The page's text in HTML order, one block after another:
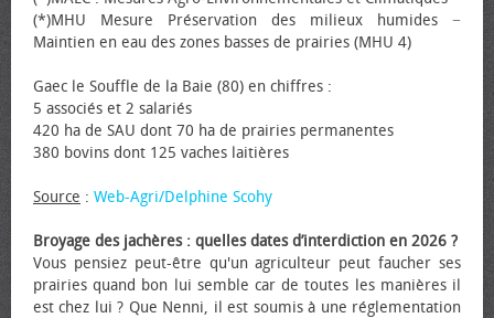
(*)MHU Mesure Préservation des milieux humides −
Maintien en eau des zones basses de prairies (MHU 4)
Gaec le Souffle de la Baie (80) en chiffres :
5 associés et 2 salariés
420 ha de SAU dont 70 ha de prairies permanentes
380 bovins dont 125 vaches laitières
Source : Web-Agri/Delphine Scohy
Broyage des jachères : quelles dates d’interdiction en 2026 ?
Vous pensiez peut-être qu'un agriculteur peut faucher ses
prairies quand bon lui semble car de toutes les manières il
est chez lui ? Que Nenni, il est soumis à une réglementation